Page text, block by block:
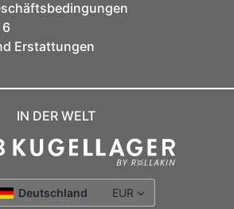
Erstattungen
IN DER WELT
Deutschland EUR